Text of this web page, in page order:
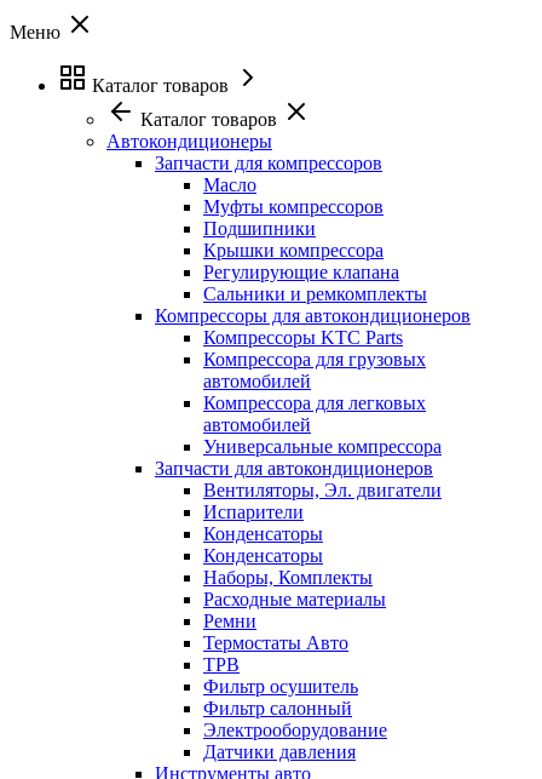
Меню
Каталог товаров
Каталог товаров
Автокондиционеры
Запчасти для компрессоров
Масло
Муфты компрессоров
Подшипники
Крышки компрессора
Регулирующие клапана
Сальники и ремкомплекты
Компрессоры для автокондиционеров
Компрессоры KTC Parts
Компрессора для грузовых
автомобилей
Компрессора для легковых
автомобилей
Универсальные компрессора
Запчасти для автокондиционеров
Вентиляторы, Эл. двигатели
Испарители
Конденсаторы
Конденсаторы
Наборы, Комплекты
Расходные материалы
Ремни
Термостаты Авто
ТРВ
Фильтр осушитель
Фильтр салонный
Электрооборудование
Датчики давления
Инструменты авто